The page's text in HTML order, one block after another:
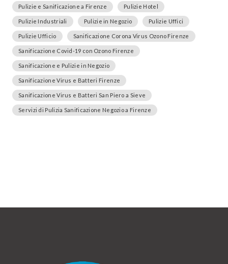
Pulizie e Sanificazione a Firenze Pulizie Hotel
Pulizie Industriali Pulizie in Negozio Pulizie Uffici
Pulizie Ufficio Sanificazione Corona Virus Ozono Firenze
Sanificazione Covid-19 con Ozono Firenze
Sanificazione e Pulizie in Negozio
Sanificazione Virus e Batteri Firenze
Sanificazione Virus e Batteri San Piero a Sieve
Servizi di Pulizia Sanificazione Negozio a Firenze